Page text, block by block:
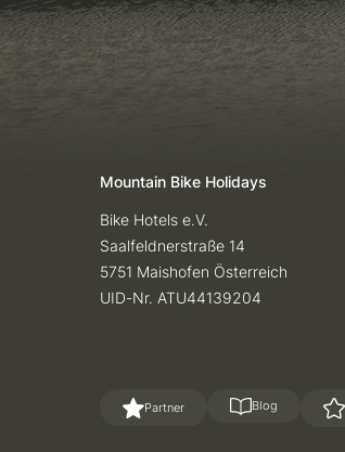
Mountain Bike Holidays
Bike Hotels e.V.
Saalfeldnerstraße 14
5751 Maishofen Österreich
UID-Nr. ATU44139204
Partner Blog